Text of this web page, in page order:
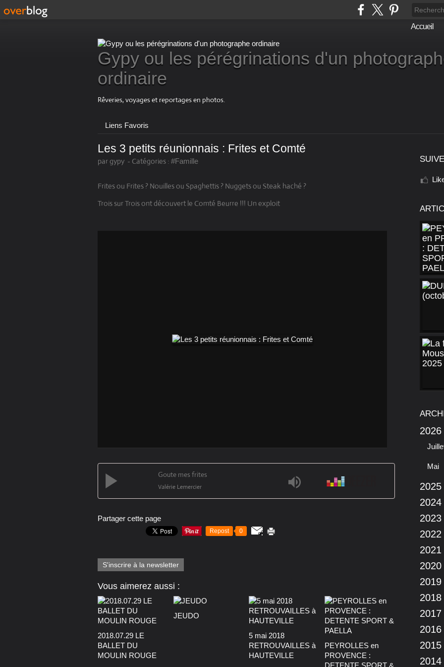
Accueil
Gypy ou les pérégrinations d'un
ordinaire
Rêveries, voyages et reportages en photos.
Liens Favoris
Les 3 petits réunionnais : Frites et Comté
par gypy - Catégories : #Famille
Frites ou Frites ? Nouilles ou Spaghettis ? Nuggets ou Steak haché ?
Trois sur Trois ont découvert le Comté Beurre !!! Un exploit
Goute mes frites
Valérie Lemercier
Partager cette page
Repost 0
S'inscrire à la newsletter
Vous aimerez aussi :
2018.07.29 LE
BALLET DU
MOULIN ROUGE
JEUDO
5 mai 2018
RETROUVAILLES à
HAUTEVILLE
PEYROLLES en
PROVENCE :
2026
Mai
2025
2024
2023
2022
2021
2020
2019
2018
2017
2016
2015
2014